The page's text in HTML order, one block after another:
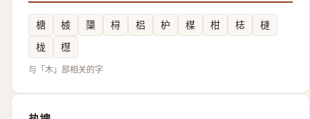
榶 榩 櫽 桪 梠 枦 楳 柑 梽
㯈
栊
櫘
与「木」部相关的字